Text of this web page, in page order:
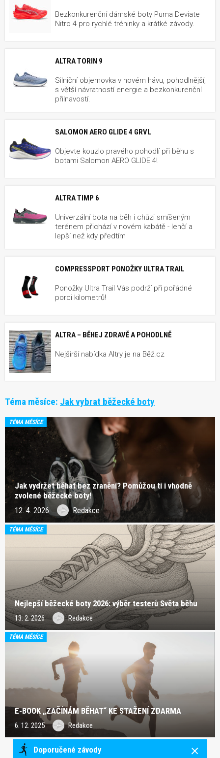
Bezkonkurenční dámské boty Puma Deviate
Nitro 4 pro rychlé tréninky a krátké závody.
ALTRA TORIN 9
Silniční objemovka v novém hávu, pohodlnější,
s větší návratností energie a bezkonkurenční
přilnavostí.
SALOMON AERO GLIDE 4 GRVL
Objevte kouzlo pravého pohodlí při běhu s
botami Salomon AERO GLIDE 4!
ALTRA TIMP 6
Univerzální bota na běh i chůzi smíšeným
terénem přichází v novém kabátě - lehčí a
lepší než kdy předtím
COMPRESSPORT PONOŽKY ULTRA TRAIL
Ponožky Ultra Trail Vás podrží při pořádné
porci kilometrů!
ALTRA – BĚHEJ ZDRAVĚ A POHODLNĚ
Nejširší nabídka Altry je na Běž.cz
Téma měsíce: Jak vybrat běžecké boty
TÉMA MĚSÍCE
Jak vydržet běhat bez zranění? Pomůžou ti i vhodně
zvolené běžecké boty!
12. 4. 2026 Redakce
TÉMA MĚSÍCE
Nejlepší běžecké boty 2026: výběr testerů Světa běhu
13. 2. 2026 Redakce
TÉMA MĚSÍCE
E-BOOK „ZAČÍNÁM BĚHAT“ KE STAŽENÍ ZDARMA
6. 12. 2025 Redakce
Doporučené závody